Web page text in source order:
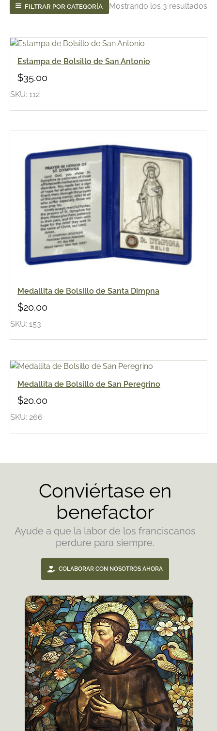
FILTRAR POR CATEGORÍA Mostrando los 3 resultados
Estampa de Bolsillo de San Antonio
$35.00
SKU: 112
Medallita de Bolsillo de Santa Dimpna
$20.00
SKU: 153
Medallita de Bolsillo de San Peregrino
$20.00
SKU: 266
Conviértase en
benefactor
Ayude a que la labor de los franciscanos
perdure para siempre.
COLABORAR CON NOSOTROS AHORA